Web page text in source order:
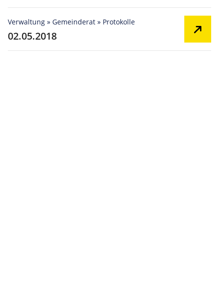
Verwaltung » Gemeinderat » Protokolle
02.05.2018